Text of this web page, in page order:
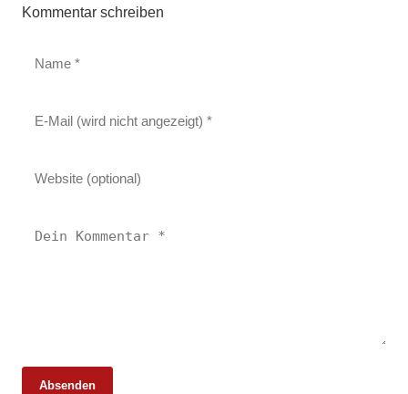
Kommentar schreiben
Absenden